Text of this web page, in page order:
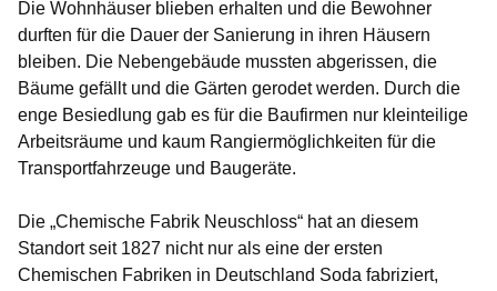
Die Wohnhäuser blieben erhalten und die Bewohner
durften für die Dauer der Sanierung in ihren Häusern
bleiben. Die Nebengebäude mussten abgerissen, die
Bäume gefällt und die Gärten gerodet werden. Durch die
enge Besiedlung gab es für die Baufirmen nur kleinteilige
Arbeitsräume und kaum Rangiermöglichkeiten für die
Transportfahrzeuge und Baugeräte.
Die „Chemische Fabrik Neuschloss“ hat an diesem
Standort seit 1827 nicht nur als eine der ersten
Chemischen Fabriken in Deutschland Soda fabriziert,